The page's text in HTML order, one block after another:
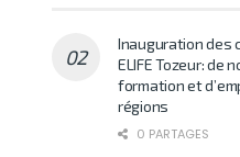
Inauguration des
ELIFE Tozeur: de
formation et
régions
0 PARTAGES